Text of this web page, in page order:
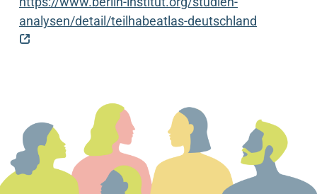
analysen/detail/teilhabeatlas-deutschland